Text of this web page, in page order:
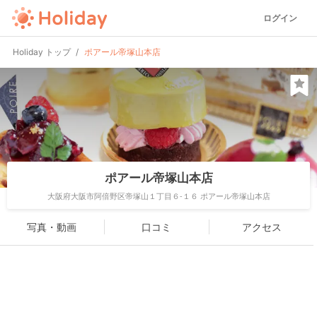
ログイン
Holiday トップ ポアール帝塚山本店
ポアール帝塚山本店
大阪府大阪市阿倍野区帝塚山１丁目６-１６ ポアール帝塚山本店
写真・動画 口コミ アクセス